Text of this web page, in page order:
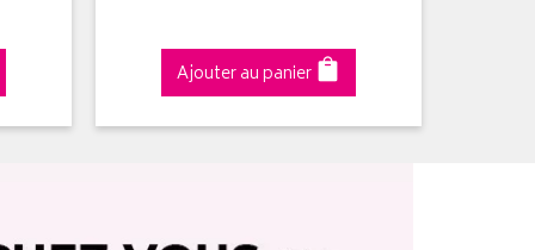
Ajouter au panier